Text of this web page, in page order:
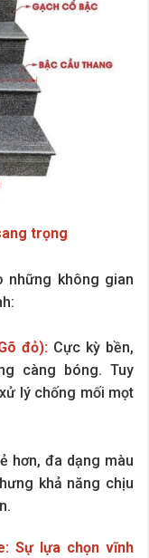
trọng
những không gian
đỏ): Cực kỳ bền,
càng bóng. Tuy
lý chống mối mọt
hơn, đa dạng màu
khả năng chịu
Sự lựa chọn vĩnh